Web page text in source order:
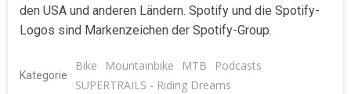
den USA und anderen Ländern. Spotify und die Spotify-
Logos sind Markenzeichen der Spotify-Group.
Kategorie
Bike Mountainbike MTB
Podcasts
SUPERTRAILS - Riding Dreams